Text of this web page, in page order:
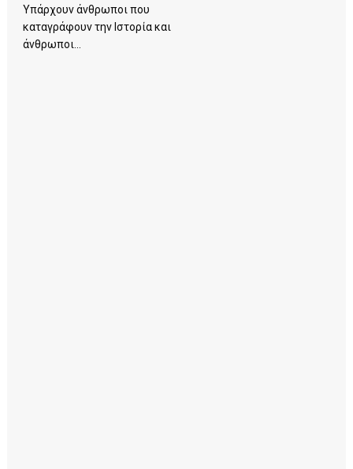
Υπάρχουν άνθρωποι που
καταγράφουν την Ιστορία και
άνθρωποι...